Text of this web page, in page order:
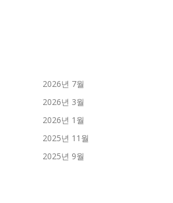
2026년 7월
2026년 3월
2026년 1월
2025년 11월
2025년 9월